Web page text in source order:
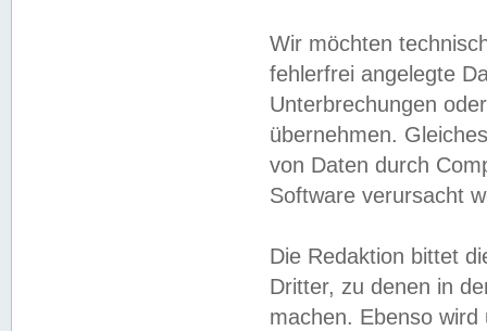
Wir möchten
fehlerfrei angelegte
Unterbrechungen
übernehmen.
von Daten durch
Software verursacht
Die Redaktion bittet
Dritter, zu denen in
machen. Ebenso